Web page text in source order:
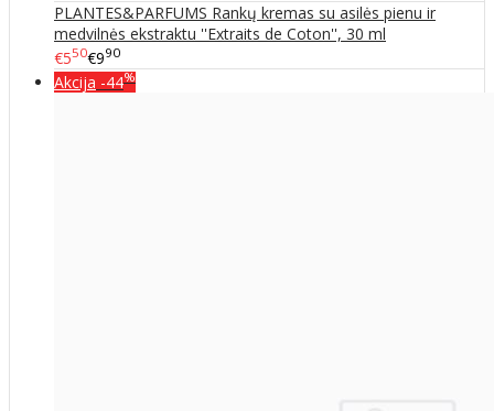
PLANTES&PARFUMS Rankų kremas su asilės pienu ir
medvilnės ekstraktu ''Extraits de Coton'', 30 ml
€550€990
Akcija -44%